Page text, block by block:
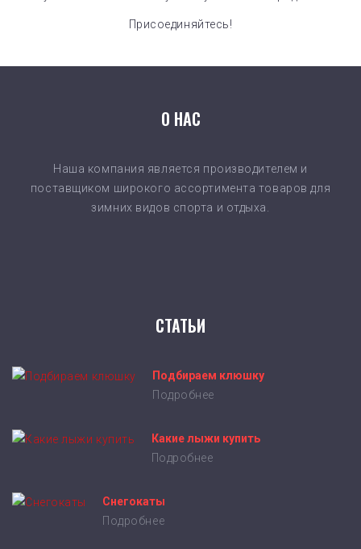
Присоединяйтесь!
О НАС
Наша компания является производителем и
поставщиком широкого ассортимента товаров для
зимних видов спорта и отдыха.
СТАТЬИ
Подбираем клюшку
Подробнее
Какие лыжи купить
Подробнее
Снегокаты
Подробнее